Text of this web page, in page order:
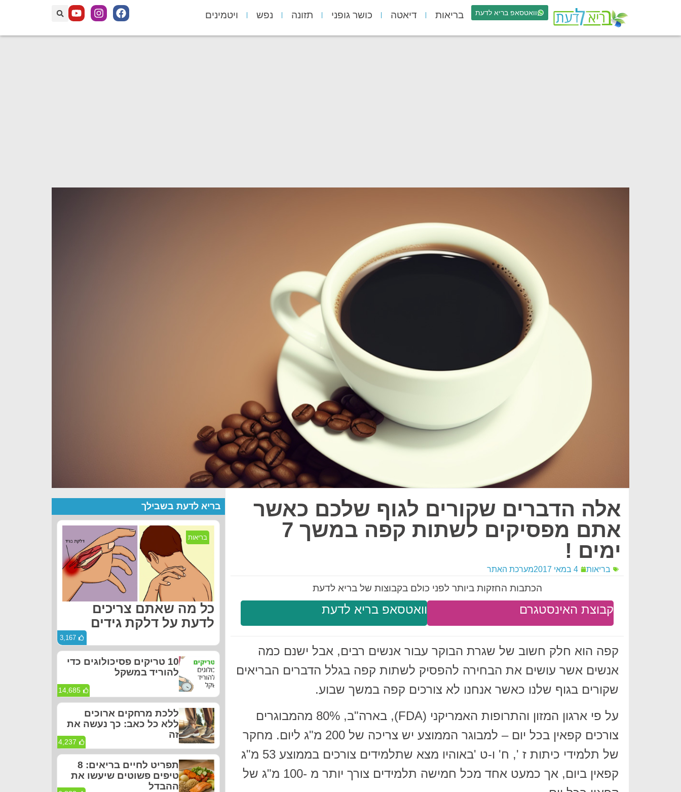
וואטסאפ בריא לדעת בריאות דיאטה כושר גופני תזונה נפש ויטמינים
אלה הדברים שקורים לגוף שלכם כאשר
אתם מפסיקים לשתות קפה במשך 7
ימים !
בריאות 4 במאי 2017 מערכת האתר
הכתבות החזקות ביותר לפני כולם בקבוצות של בריא לדעת
וואטסאפ בריא לדעת קבוצת האינסטגרם
קפה הוא חלק חשוב של שגרת הבוקר עבור אנשים רבים, אבל ישנם כמה
אנשים אשר עושים את הבחירה להפסיק לשתות קפה בגלל הדברים הבריאים
שקורים בגוף שלנו כאשר אנחנו לא צורכים קפה במשך שבוע.
על פי ארגון המזון והתרופות האמריקני (FDA), בארה"ב, 80% מהמבוגרים
צורכים קפאין בכל יום – למבוגר הממוצע יש צריכה של 200 מ"ג ליום. מחקר
של תלמידי כיתות ז ', ח' ו-ט 'באוהיו מצא שתלמידים צורכים בממוצע 53 מ"ג
קפאין ביום, אך כמעט אחד מכל חמישה תלמידים צורך יותר מ -100 מ"ג של
בריא לדעת בשבילך
בריאות
כל מה שאתם צריכים
לדעת על דלקת גידים
3,167
10 טריקים פסיכולוגים כדי
להוריד במשקל
14,685
ללכת מרחקים ארוכים
ללא כל כאב: כך נעשה את
זה
4,237
תפריט לחיים בריאים: 8
טיפים פשוטים שיעשו את
ההבדל